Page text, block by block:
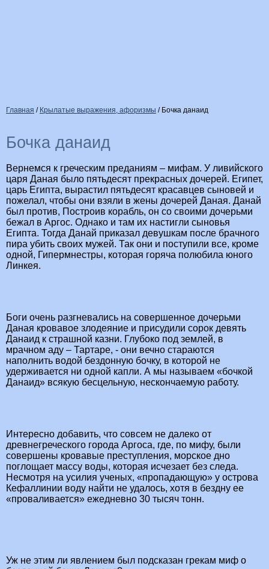
Главная / Крылатые выражения, афоризмы / Бочка данаид
Бочка данаид
Вернемся к греческим преданиям – мифам. У ливийского
царя Даная было пятьдесят прекрасных дочерей. Египет,
царь Египта, вырастил пятьдесят красавцев сыновей и
пожелал, чтобы они взяли в жены дочерей Даная. Данай
был против, Построив корабль, он со своими дочерьми
бежал в Аргос. Однако и там их настигли сыновья
Египта. Тогда Данай приказал девушкам после брачного
пира убить своих мужей. Так они и поступили все, кроме
одной, Гипермнестры, которая горяча полюбила юного
Линкея.
Боги очень разгневались на совершенное дочерьми
Даная кровавое злодеяние и присудили сорок девять
Данаид к страшной казни. Глубоко под землей, в
мрачном аду – Тартаре, - они вечно стараются
наполнить водой бездонную бочку, в которой не
удерживается ни одной капли. А мы называем «бочкой
Данаид» всякую бесцельную, нескончаемую работу.
Интересно добавить, что совсем не далеко от
древнегреческого города Аргоса, где, по мифу, были
совершены кровавые преступления, морское дно
поглощает массу воды, которая исчезает без следа.
Несмотря на усилия ученых, «пропадающую» у острова
Кефаллинии воду найти не удалось, хотя в бездну ее
«проваливается» ежедневно 30 тысяч тонн.
Уж не этим ли явлением был подсказан грекам миф о